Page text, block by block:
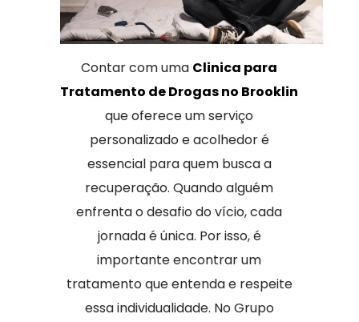
Contar com uma Clinica para
Tratamento de Drogas no Brooklin
que oferece um serviço
personalizado e acolhedor é
essencial para quem busca a
recuperação. Quando alguém
enfrenta o desafio do vício, cada
jornada é única. Por isso, é
importante encontrar um
tratamento que entenda e respeite
essa individualidade. No Grupo